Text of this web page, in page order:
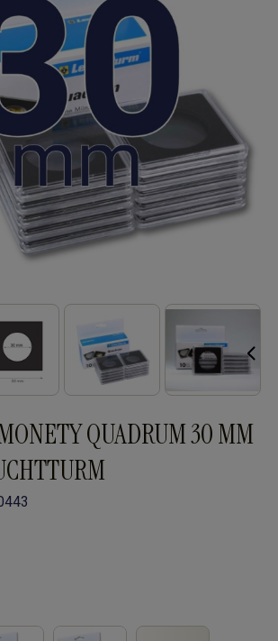
QUADRUM 30 MM